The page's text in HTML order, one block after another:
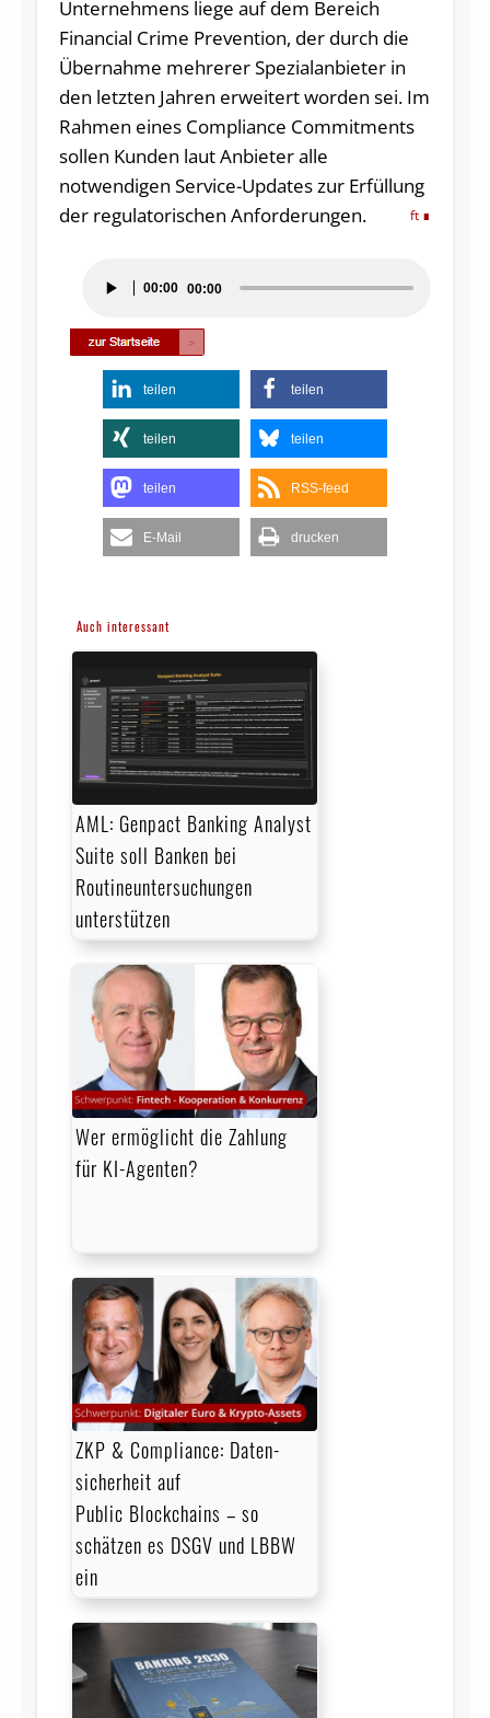
Unternehmens liege auf dem Bereich
Financial Crime Prevention, der durch die
Übernahme mehrerer Spezialanbieter in
den letzten Jahren erweitert worden sei. Im
Rahmen eines Compliance Commitments
sollen Kunden laut Anbieter alle
notwendigen Service-Updates zur Erfüllung
der regulatorischen Anforderungen.
ft
Player
00:00 00:00
teilen teilen
teilen teilen
teilen RSS-feed
E-Mail drucken
Auch interessant
AML: Genpact Banking Analyst
Suite soll Banken bei
Routineuntersuchungen
unterstützen
Wer ermöglicht die Zahlung
für KI-Agenten?
ZKP & Compliance: Daten­
sicher­heit auf
Public Blockchains – so
schätzen es DSGV und LBBW
ein